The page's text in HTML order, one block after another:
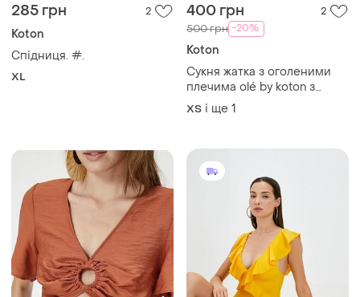
285 грн 2
Koton
Спідниця. #.
XL
400 грн 2
500 грн -20%
Koton
Сукня жатка з оголеними
плечима olé by koton з
шортиками
ХS і ще 1